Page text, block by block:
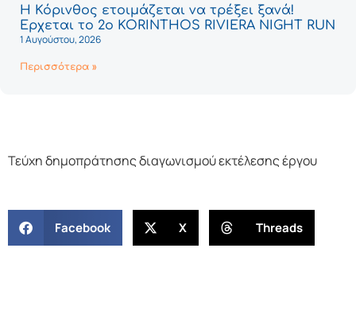
Η Κόρινθος ετοιμάζεται να τρέξει ξανά!
Έρχεται το 2ο KORINTHOS RIVIERA NIGHT RUN
1 Αυγούστου, 2026
Περισσότερα »
Τεύχη δημοπράτησης διαγωνισμού εκτέλεσης έργου
Facebook X Threads